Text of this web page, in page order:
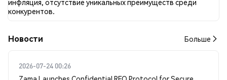
инфляция, отсутствие уникальных преимуществ среди
конкурентов.
Новости Больше
2026-07-24 00:26